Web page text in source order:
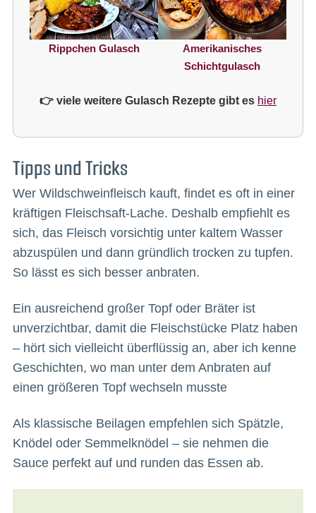
Rippchen Gulasch
Amerikanisches
Schichtgulasch
👉 viele weitere Gulasch Rezepte gibt es hier
Tipps und Tricks
Wer Wildschweinfleisch kauft, findet es oft in einer
kräftigen Fleischsaft-Lache. Deshalb empfiehlt es
sich, das Fleisch vorsichtig unter kaltem Wasser
abzuspülen und dann gründlich trocken zu tupfen.
So lässt es sich besser anbraten.
Ein ausreichend großer Topf oder Bräter ist
unverzichtbar, damit die Fleischstücke Platz haben
– hört sich vielleicht überflüssig an, aber ich kenne
Geschichten, wo man unter dem Anbraten auf
einen größeren Topf wechseln musste
Als klassische Beilagen empfehlen sich Spätzle,
Knödel oder Semmelknödel – sie nehmen die
Sauce perfekt auf und runden das Essen ab.